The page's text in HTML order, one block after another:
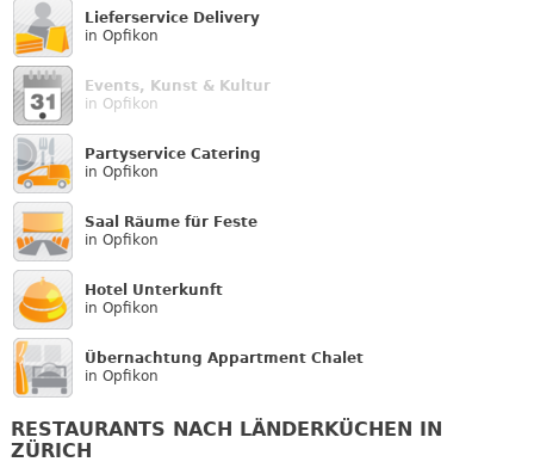
Lieferservice Delivery
in Opfikon
Events, Kunst & Kultur
in Opfikon
Partyservice Catering
in Opfikon
Saal Räume für Feste
in Opfikon
Hotel Unterkunft
in Opfikon
Übernachtung Appartment Chalet
in Opfikon
RESTAURANTS NACH LÄNDERKÜCHEN IN
ZÜRICH